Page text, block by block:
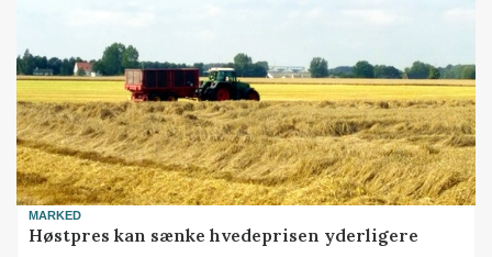
MARKED
Høstpres kan sænke hvedeprisen yderligere